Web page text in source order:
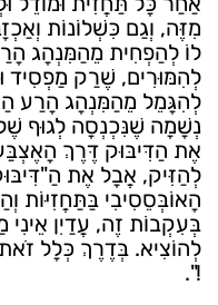
מִזֶּה, וְגַם כִּשְׁלוֹנוֹת
לוֹ לְהַפְחִית מֵהַמִּנְהָג
לְהִמּוּרִים, שֶׁרַק מַפְסִיד
לְהִגָּמֵל מֵהַמִּנְהָג הָרַע
נְשָׁמָה שֶׁנִּכְנְסָה לְגוּף
אֶת הַדִּיבּוּק דֶּרֶךְ
לְהַזִּיק, אֲבָל אֶת
הָאוֹבְּסֵסִיבִי בַּתַּחֲזִיּוֹת
בְּעִקְבוֹת זֶה, עֲדַיִן אֵינִי
לְהוֹצִיא. בְּדֶרֶךְ כְּלָל
!".